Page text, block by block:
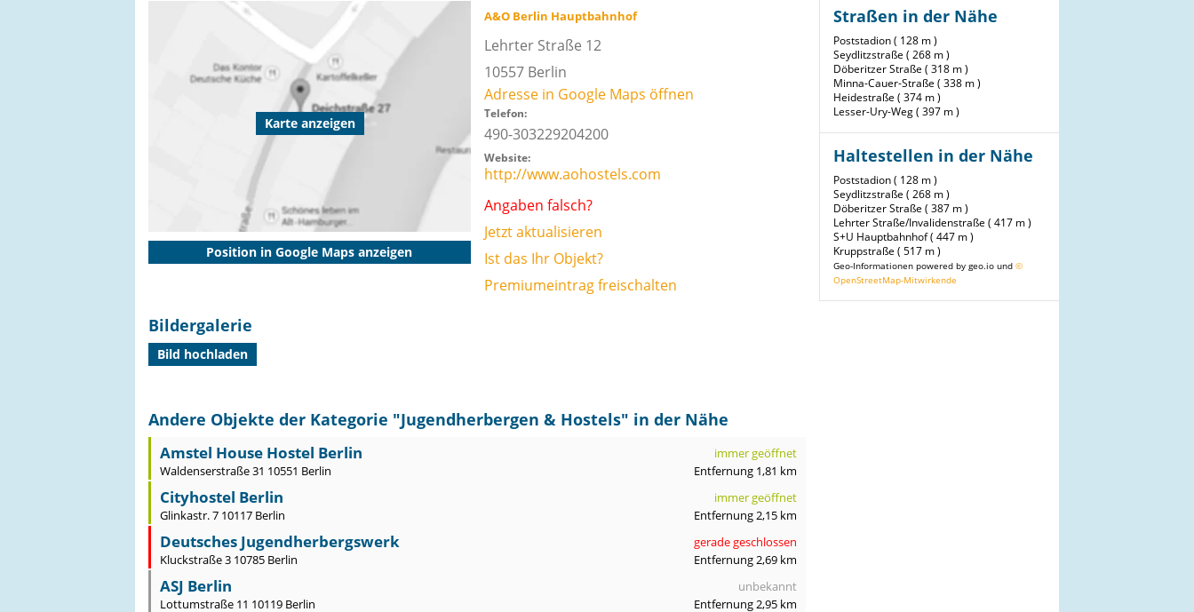
Karte anzeigen
Position in Google Maps anzeigen
A&O Berlin Hauptbahnhof
Lehrter Straße 12
10557 Berlin
Adresse in Google Maps öffnen
Telefon:
490-303229204200
Website:
http://www.aohostels.com
Angaben falsch?
Jetzt aktualisieren
Ist das Ihr Objekt?
Premiumeintrag freischalten
Bildergalerie
Bild hochladen
Andere Objekte der Kategorie "Jugendherbergen & Hostels" in der Nähe
Amstel House Hostel Berlin
immer geöffnet
Waldenserstraße 31 10551 Berlin
Entfernung 1,81 km
Cityhostel Berlin
immer geöffnet
Glinkastr. 7 10117 Berlin
Entfernung 2,15 km
Deutsches Jugendherbergswerk
gerade geschlossen
Kluckstraße 3 10785 Berlin
Entfernung 2,69 km
ASJ Berlin
unbekannt
Lottumstraße 11 10119 Berlin
Entfernung 2,95 km
Straßen in der Nähe
Poststadion ( 128 m )
Seydlitzstraße ( 268 m )
Döberitzer Straße ( 318 m )
Minna-Cauer-Straße ( 338 m )
Heidestraße ( 374 m )
Lesser-Ury-Weg ( 397 m )
Haltestellen in der Nähe
Poststadion ( 128 m )
Seydlitzstraße ( 268 m )
Döberitzer Straße ( 387 m )
Lehrter Straße/Invalidenstraße ( 417 m )
S+U Hauptbahnhof ( 447 m )
Kruppstraße ( 517 m )
Geo-Informationen powered by geo.io und ©
OpenStreetMap-Mitwirkende